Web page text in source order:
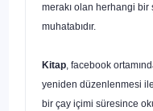
merakı olan herhangi bir
muhatabıdır.
Kitap, facebook
yeniden düzenlenmesi
bir çay içimi süresince